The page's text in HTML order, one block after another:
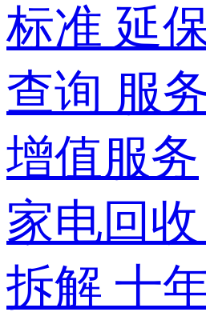
标准 延
查询 服
增值服务
家电回收
拆解 十